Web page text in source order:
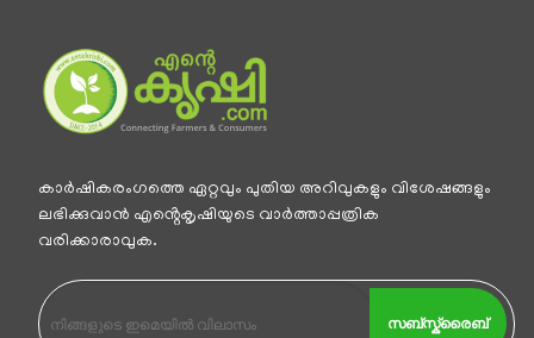
കാര്‍ഷികരംഗത്തെ ഏറ്റവും പുതിയ അറിവുകളും വിശേഷങ്ങളും
ലഭിക്കുവാന്‍ എൻ്റെകൃഷിയുടെ വാര്‍ത്താപ്പത്രിക
വരിക്കാരാവുക.
സബ്സ്ക്രൈബ്